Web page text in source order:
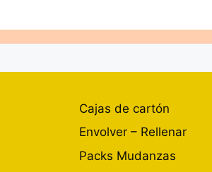
Cajas de cartón
Envolver – Rellenar
Packs Mudanzas